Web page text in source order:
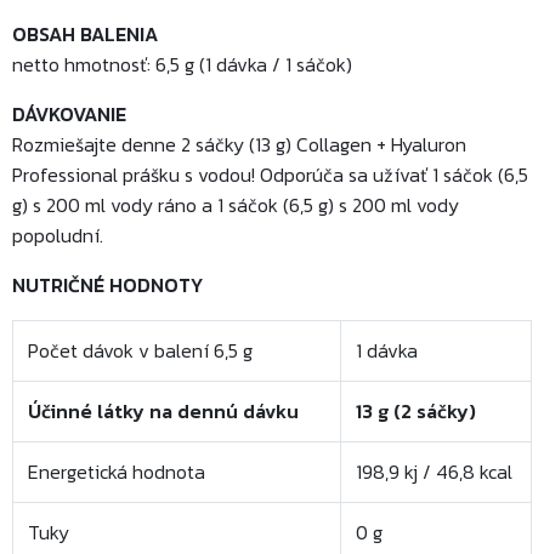
OBSAH BALENIA
netto hmotnosť: 6,5 g (1 dávka / 1 sáčok)
DÁVKOVANIE
Rozmiešajte denne 2 sáčky (13 g) Collagen + Hyaluron
Professional prášku s vodou! Odporúča sa užívať 1 sáčok (6,5
g) s 200 ml vody ráno a 1 sáčok (6,5 g) s 200 ml vody
popoludní.
NUTRIČNÉ HODNOTY
Počet dávok v balení 6,5 g 1 dávka
Účinné látky na dennú dávku 13 g (2 sáčky)
Energetická hodnota 198,9 kj / 46,8 kcal
Tuky 0 g